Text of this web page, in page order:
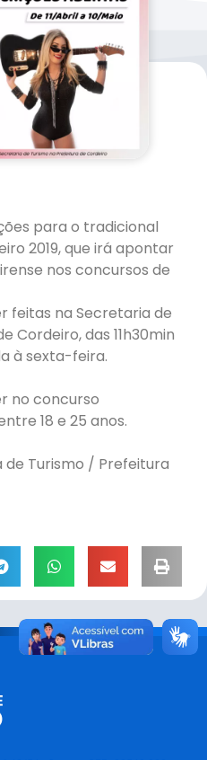
para o tradicional
2019, que irá apontar
nos concursos de
feitas na Secretaria de
Cordeiro, das 11h30min
à sexta-feira.
no concurso
18 e 25 anos.
de Turismo / Prefeitura